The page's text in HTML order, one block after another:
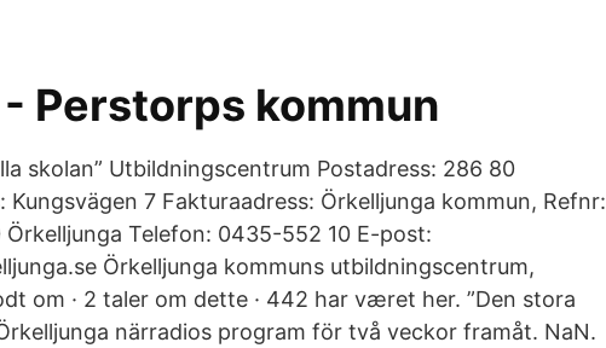
Perstorps kommun
skolan” Utbildningscentrum Postadress: 286 80
Kungsvägen 7 Fakturaadress: Örkelljunga kommun, Refnr:
Telefon: 0435-552 10 E-post:
Örkelljunga kommuns utbildningscentrum,
om · 2 taler om dette · 442 har været her. ”Den stora
närradios program för två veckor framåt. NaN.